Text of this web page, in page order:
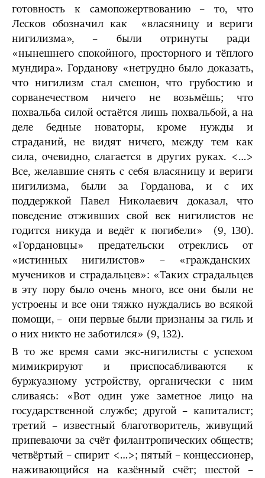
готовность к самопожертвованию – то, что
Лесков обозначил как «влася­ницу и вериги
нигилизма», – были отринуты ради
«нынешнего спокойного, просторного и тёплого
мундира». Горданову «нетрудно было доказать,
что нигилизм стал смешон, что грубостию и
сорванечеством ничего не возьмёшь; что
похвальба силой остаётся лишь похвальбой, а на
деле бедные новаторы, кроме нужды и
страданий, не видят ничего, между тем как
сила, очевидно, слагается в других ру­ках. <…>
Все, желавшие снять с себя власяницу и вериги
нигилизма, были за Горданова, и с их
поддержкой Павел Николаевич доказал, что
поведение отжив­ших свой век нигилистов не
годится никуда и ведёт к погибели» (9, 130).
«Гордановцы» предательски отреклись от
«истинных нигилистов» – «граж­данских
мучеников и страдальцев»: «Таких страдальцев
в эту пору было очень много, все они были не
устроены и все они тяжко нуждались во всякой
помощи, – они первые были признаны за гиль и
о них никто не заботился» (9, 132).
В то же время сами экс-нигилисты с успехом
мимикрируют и приспосабливаются к
буржуазному устройству, органически с ним
сливаясь: «Вот один уже заметное лицо на
государственной службе; другой – капиталист;
третий – известный благотворитель, живущий
припеваючи за счёт филантропических обществ;
четвёртый – спирит <…>; пятый – концессионер,
наживающийся на казённый счёт; шестой –